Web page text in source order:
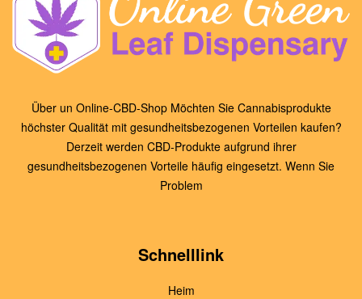
Über un Online-CBD-Shop Möchten Sie Cannabisprodukte
höchster Qualität mit gesundheitsbezogenen Vorteilen kaufen?
Derzeit werden CBD-Produkte aufgrund ihrer
gesundheitsbezogenen Vorteile häufig eingesetzt. Wenn Sie
Problem
Schnelllink
Heim